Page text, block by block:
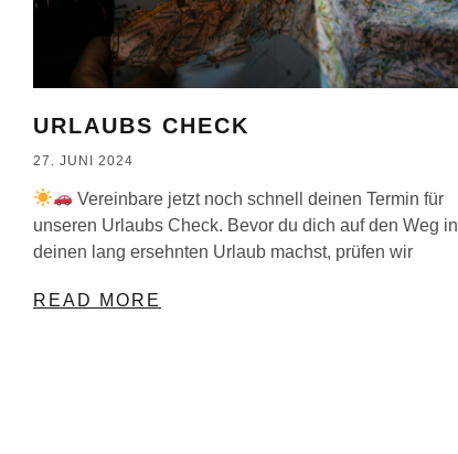
URLAUBS CHECK
27. JUNI 2024
Vereinbare jetzt noch schnell deinen Termin für
unseren Urlaubs Check. Bevor du dich auf den Weg in
deinen lang ersehnten Urlaub machst, prüfen wir
READ MORE